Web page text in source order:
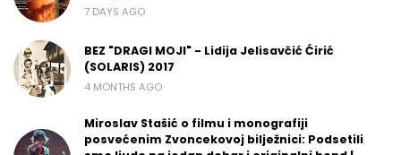
7 DAYS AGO
BEZ "DRAGI MOJI" - Lidija Jelisavčić Ćirić
(SOLARIS) 2017
4 MONTHS AGO
Miroslav Stašić o filmu i monografiji
posvećenim Zvoncekovoj bilježnici: Podsetili